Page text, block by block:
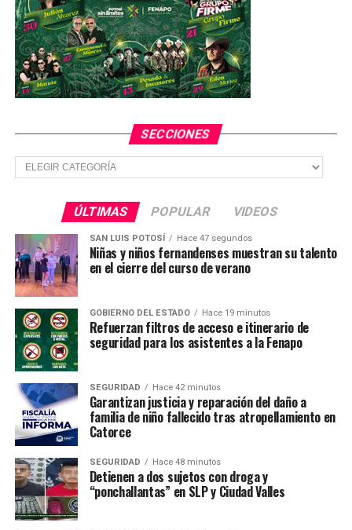
SECCIONES
Secciones
ÚLTIMAS POPULAR VIDEOS
SAN LUIS POTOSÍ Hace 47 segundos
Niñas y niños fernandenses muestran su talento
en el cierre del curso de verano
GOBIERNO DEL ESTADO Hace 19 minutos
Refuerzan filtros de acceso e itinerario de
seguridad para los asistentes a la Fenapo
SEGURIDAD Hace 42 minutos
Garantizan justicia y reparación del daño a
familia de niño fallecido tras atropellamiento en
Catorce
SEGURIDAD Hace 48 minutos
Detienen a dos sujetos con droga y
“ponchallantas” en SLP y Ciudad Valles